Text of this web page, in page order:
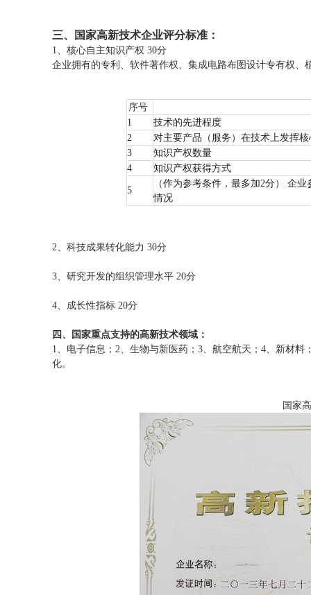
三、国家高新技术企业评分标准：
1、核心自主知识产权 30分
企业拥有的专利、软件著作权、集成电路布图设计专有权
序号
1
技术的先进程度
2
对主要产品（服务）在技术上发挥
3
知识产权数量
4
知识产权获得方式
5
（作为参考条件，最多加2分） 企
情况
2、科技成果转化能力 30分
3、研究开发的组织管理水平 20分
4、成长性指标 20分
四、国家重点支持的高新技术领域：
1、电子信息；2、生物与新医药；3、航空航天；4、新材
化。
国家